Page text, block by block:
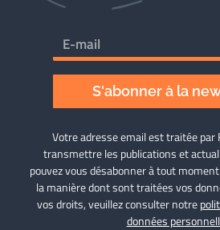
S'abonner à la
Votre adresse email est traitée par
transmettre les publications et
pouvez vous désabonner à tout
la manière dont sont traitées vos
vos droits, veuillez consulter notre
données